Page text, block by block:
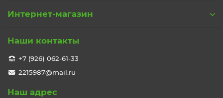
Интернет-магазин
Наши контакты
+7 (926) 062-61-33
2215987@mail.ru
Наш адрес